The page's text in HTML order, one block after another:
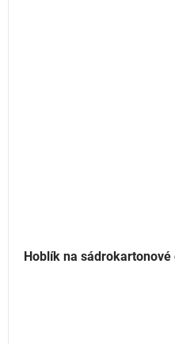
Hoblík na sádrokartonové